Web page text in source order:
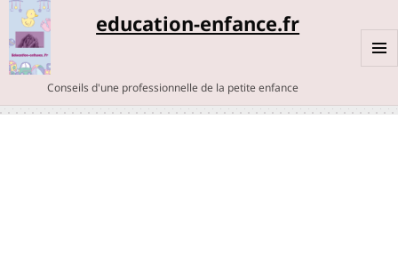
education-enfance.fr
Conseils d'une professionnelle de la petite enfance